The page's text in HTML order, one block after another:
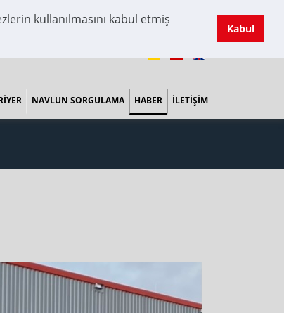
kullanılmasını kabul etmiş
Kabul
NAVLUN SORGULAMA HABER İLETIŞIM